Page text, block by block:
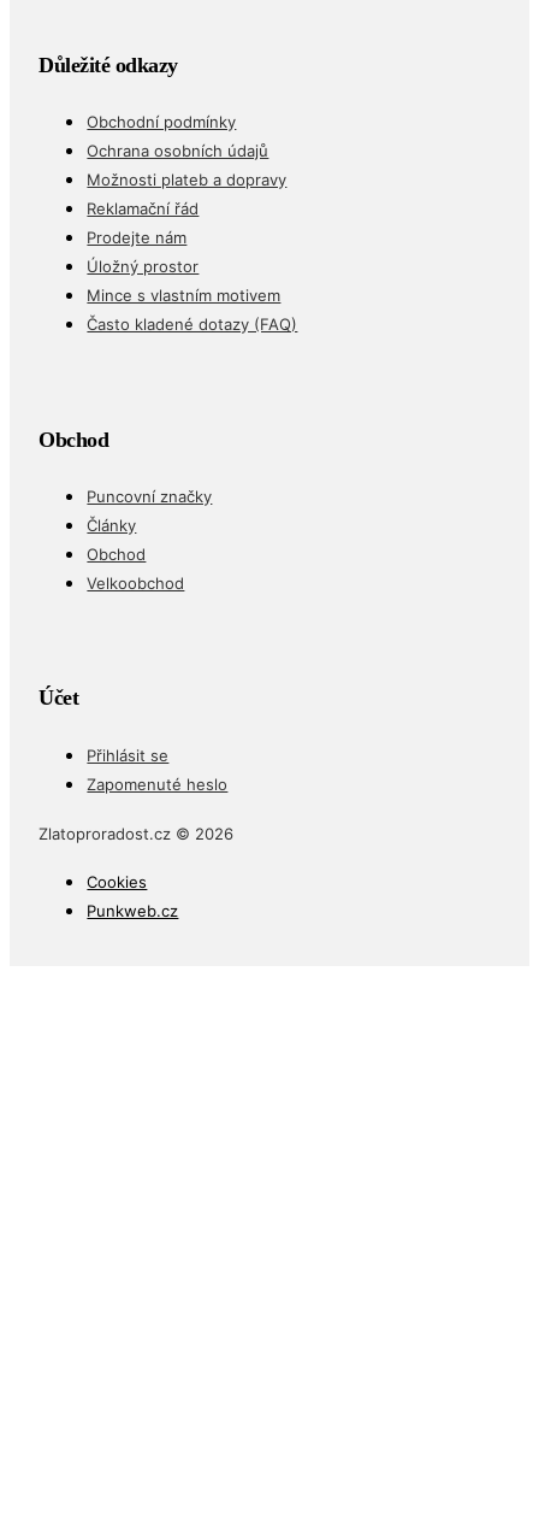
Důležité odkazy
Obchodní podmínky
Ochrana osobních údajů
Možnosti plateb a dopravy
Reklamační řád
Prodejte nám
Úložný prostor
Mince s vlastním motivem
Často kladené dotazy (FAQ)
Obchod
Puncovní značky
Články
Obchod
Velkoobchod
Účet
Přihlásit se
Zapomenuté heslo
Zlatoproradost.cz © 2026
Cookies
Punkweb.cz